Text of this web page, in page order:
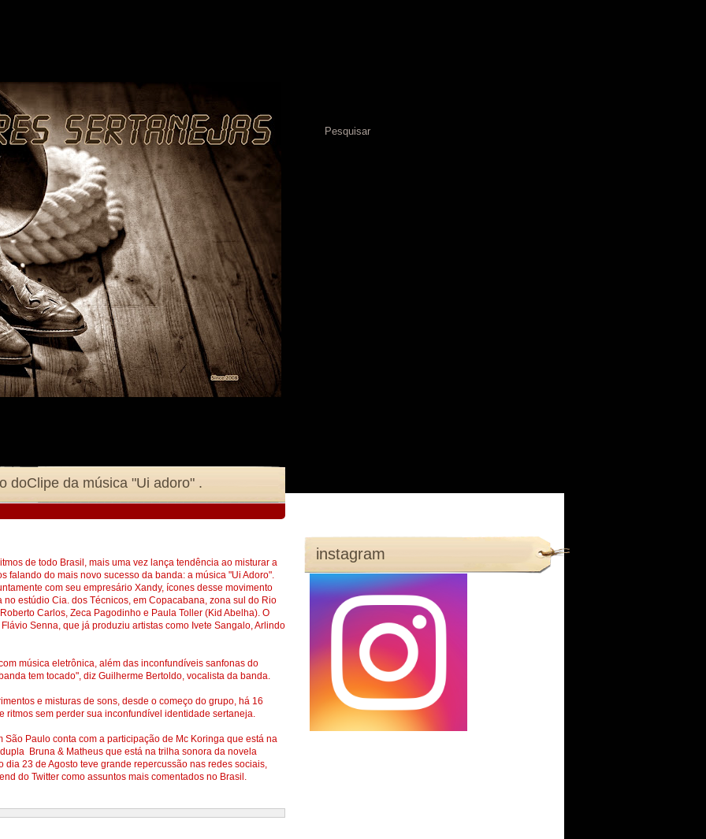
de todo Brasil, mais uma vez lança tendência ao misturar a
falando do mais novo sucesso da banda: a música "Ui Adoro".
com seu empresário Xandy, ícones desse movimento
no estúdio Cia. dos Técnicos, em Copacabana, zona sul do Rio
Carlos, Zeca Pagodinho e Paula Toller (Kid Abelha). O
Senna, que já produziu artistas como Ivete Sangalo, Arlindo
música eletrônica, além das inconfundíveis sanfonas do
tem tocado", diz Guilherme Bertoldo, vocalista da banda.
e misturas de sons, desde o começo do grupo, há 16
ritmos sem perder sua inconfundível identidade sertaneja.
Paulo conta com a participação de Mc Koringa que está na
Bruna & Matheus que está na trilha sonora da novela
23 de Agosto teve grande repercussão nas redes sociais,
do Twitter como assuntos mais comentados no Brasil.
instagram